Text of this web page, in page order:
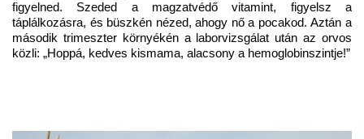
figyelned. Szeded a magzatvédő vitamint, figyelsz a
táplálkozásra, és büszkén nézed, ahogy nő a pocakod. Aztán a
második trimeszter környékén a laborvizsgálat után az orvos
közli: „Hoppá, kedves kismama, alacsony a hemoglobinszintje!”